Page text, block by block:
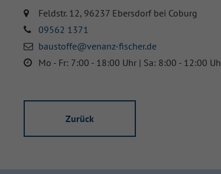
Feldstr. 12, 96237 Ebersdorf bei Coburg
09562 1371
baustoffe@venanz-fischer.de
Mo - Fr: 7:00 - 18:00 Uhr | Sa: 8:00 - 12:00
Zurück